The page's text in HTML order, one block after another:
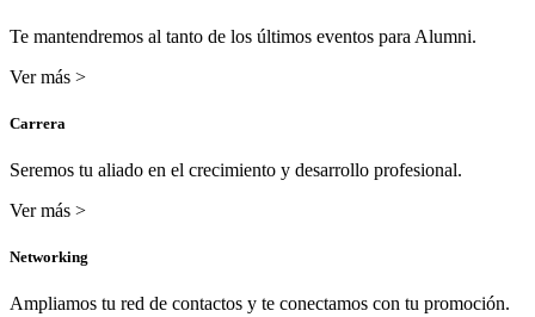
Te mantendremos al tanto de los últimos eventos para Alumni.
Ver más >
Carrera
Seremos tu aliado en el crecimiento y desarrollo profesional.
Ver más >
Networking
Ampliamos tu red de contactos y te conectamos con tu promoción.